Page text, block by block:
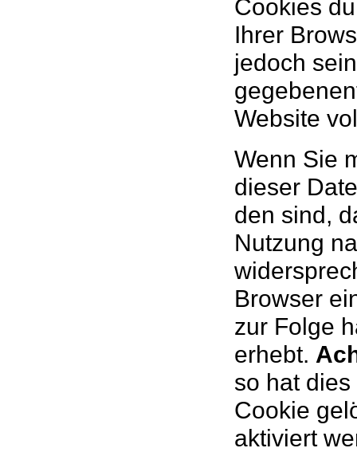
Cookies
Ihrer
jedoch
Website
Wenn Sie
die­ser
den sind,
Nut­zung
Browser
zur Folge
erhebt.
so hat
Cookie
aktiviert